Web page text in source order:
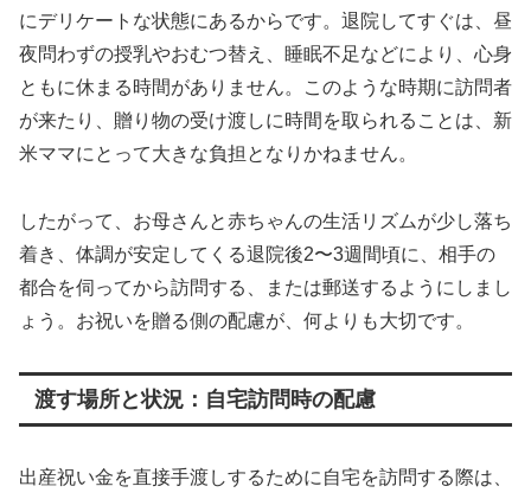
にデリケートな状態にあるからです。退院してすぐは、昼
夜問わずの授乳やおむつ替え、睡眠不足などにより、心身
ともに休まる時間がありません。このような時期に訪問者
が来たり、贈り物の受け渡しに時間を取られることは、新
米ママにとって大きな負担となりかねません。
したがって、お母さんと赤ちゃんの生活リズムが少し落ち
着き、体調が安定してくる退院後2〜3週間頃に、相手の
都合を伺ってから訪問する、または郵送するようにしまし
ょう。お祝いを贈る側の配慮が、何よりも大切です。
渡す場所と状況：自宅訪問時の配慮
出産祝い金を直接手渡しするために自宅を訪問する際は、